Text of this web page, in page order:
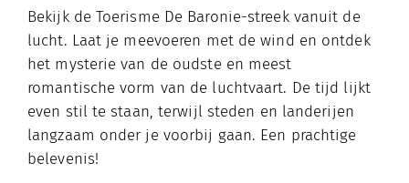
Bekijk de Toerisme De Baronie-streek vanuit de
lucht. Laat je meevoeren met de wind en ontdek
het mysterie van de oudste en meest
romantische vorm van de luchtvaart. De tijd lijkt
even stil te staan, terwijl steden en landerijen
langzaam onder je voorbij gaan. Een prachtige
belevenis!